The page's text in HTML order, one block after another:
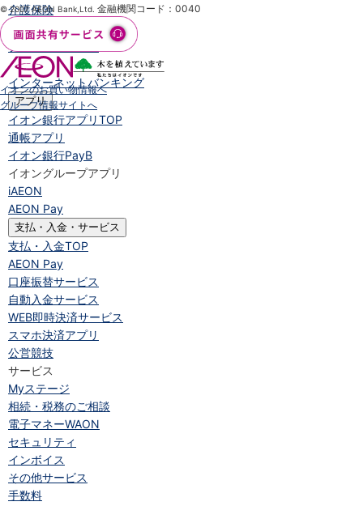
介護保険
カード
クレジットカード
デビットカード
インターネットバンキング
アプリ
イオン銀行アプリTOP
通帳アプリ
イオン銀行PayB
イオングループアプリ
iAEON
AEON Pay
支払・入金・サービス
支払・入金TOP
AEON Pay
口座振替サービス
自動入金サービス
WEB即時決済サービス
スマホ決済アプリ
公営競技
サービス
Myステージ
相続・税務のご相談
電子マネーWAON
セキュリティ
インボイス
その他サービス
手数料
© 2007 AEON Bank,Ltd. 金融機関コード：0040
イオンのお買い物情報へ
グループ情報サイトへ